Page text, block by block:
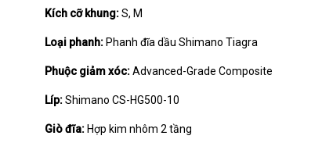
Kích cỡ khung:S, M
Loại phanh: Phanh đĩa dầu Shimano Tiagra
Phuộc giảm xóc:Advanced-Grade Composite
Líp:Shimano CS-HG500-10
Giò đĩa: Hợp kim nhôm 2 tầng